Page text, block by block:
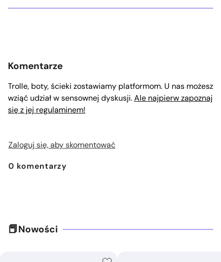
Komentarze
Trolle, boty, ścieki zostawiamy platformom. U nas możesz
wziąć udział w sensownej dyskusji.Ale najpierw zapoznaj
się z jej regulaminem!
Zaloguj się, aby skomentować
0 komentarzy
Nowości